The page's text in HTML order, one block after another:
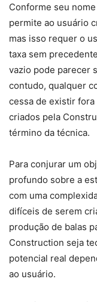
Conforme seu
permite ao usuário
mas isso requer o
taxa sem
vazio pode parecer
contudo, qualquer
cessa de existir
criados pela
término da técnica.
Para conjurar um
profundo sobre a
com uma
difíceis de serem
produção de balas
Construction seja
potencial real
ao usuário.